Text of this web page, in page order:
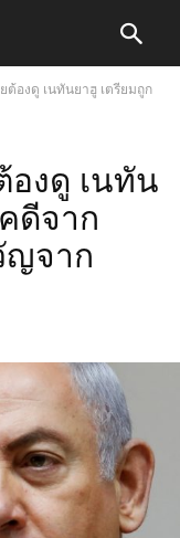
ต้องดู เนทันยาฮู เตรียมถูก
องดู เนทัน
ดีจาก
ญจาก